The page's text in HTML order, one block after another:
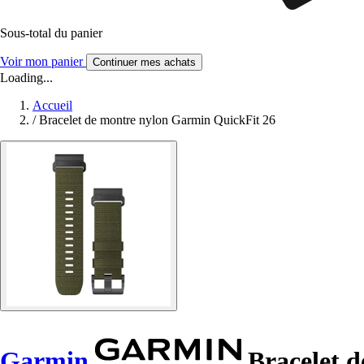
Sous-total du panier
Voir mon panier Continuer mes achats
Loading...
Accueil
/ Bracelet de montre nylon Garmin QuickFit 26